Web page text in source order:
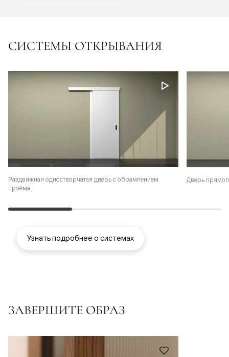
СИСТЕМЫ ОТКРЫВАНИЯ
Раздвижная одностворчатая дверь с обрамлением
проёма
Дверь
Узнать подробнее о системах
ЗАВЕРШИТЕ ОБРАЗ